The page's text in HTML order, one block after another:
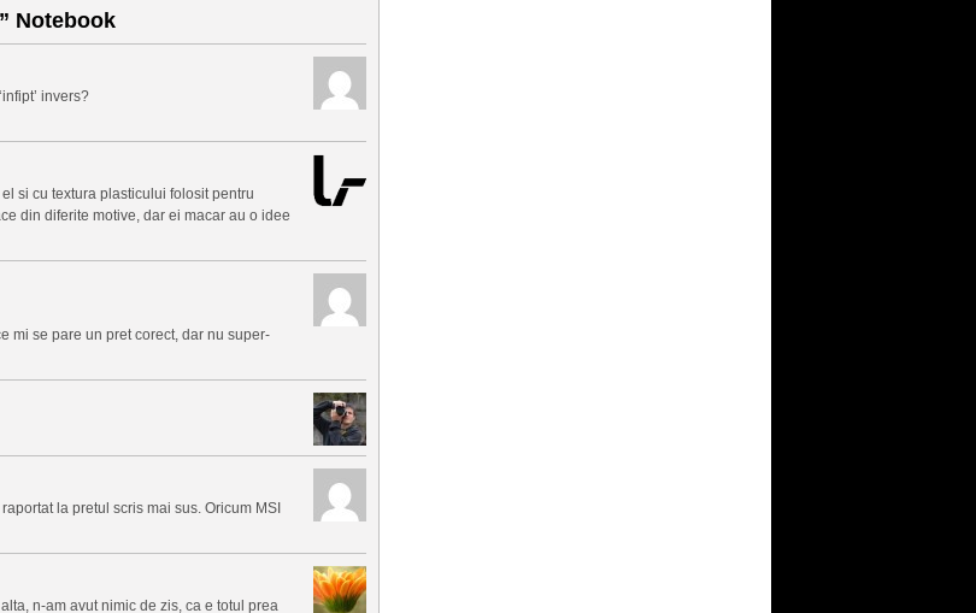
Notebook
invers?
si cu textura plasticului folosit pentru
din diferite motive, dar ei macar au o idee
mi se pare un pret corect, dar nu super-
la pretul scris mai sus. Oricum MSI
n-am avut nimic de zis, ca e totul prea